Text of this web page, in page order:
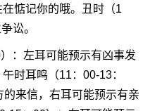
惦记你的哦。丑时（1
讼。
：左耳可能预示有凶事发
时耳鸣（11：00-13：
来信，右耳可能预示有亲